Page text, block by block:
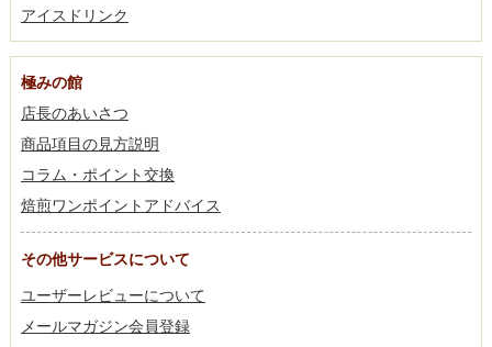
アイスドリンク
極みの館
店長のあいさつ
商品項目の見方説明
コラム・ポイント交換
焙煎ワンポイントアドバイス
その他サービスについて
ユーザーレビューについて
メールマガジン会員登録